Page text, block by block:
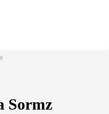
Sormz